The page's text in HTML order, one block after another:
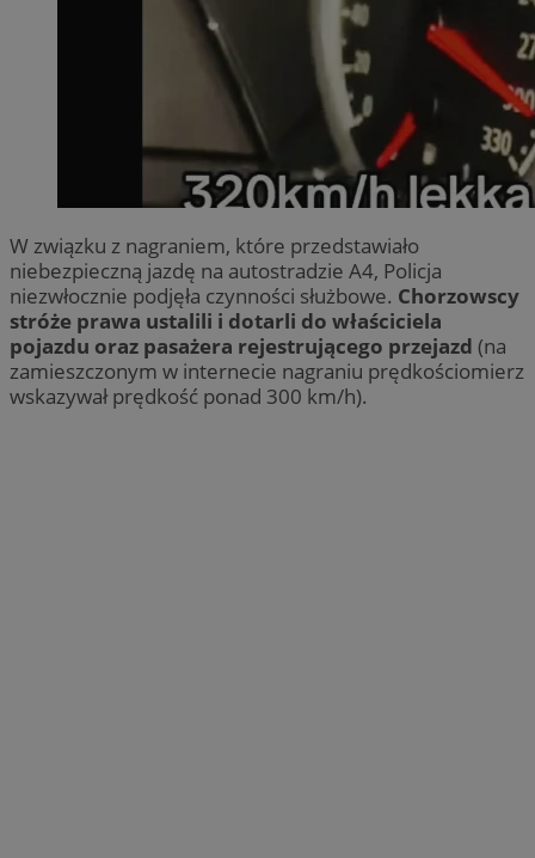
W związku z nagraniem, które przedstawiało
niebezpieczną jazdę na autostradzie A4, Policja
niezwłocznie podjęła czynności służbowe. Chorzowscy
stróże prawa ustalili i dotarli do właściciela
pojazdu oraz pasażera rejestrującego przejazd (na
zamieszczonym w internecie nagraniu prędkościomierz
wskazywał prędkość ponad 300 km/h).